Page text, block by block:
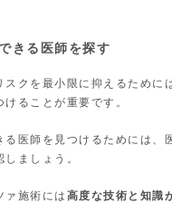
きる医師を探す
スクを最小限に抑えるために
けることが重要です。
る医師を見つけるためには、
しましょう。
ァ施術には 高度な技術と知識